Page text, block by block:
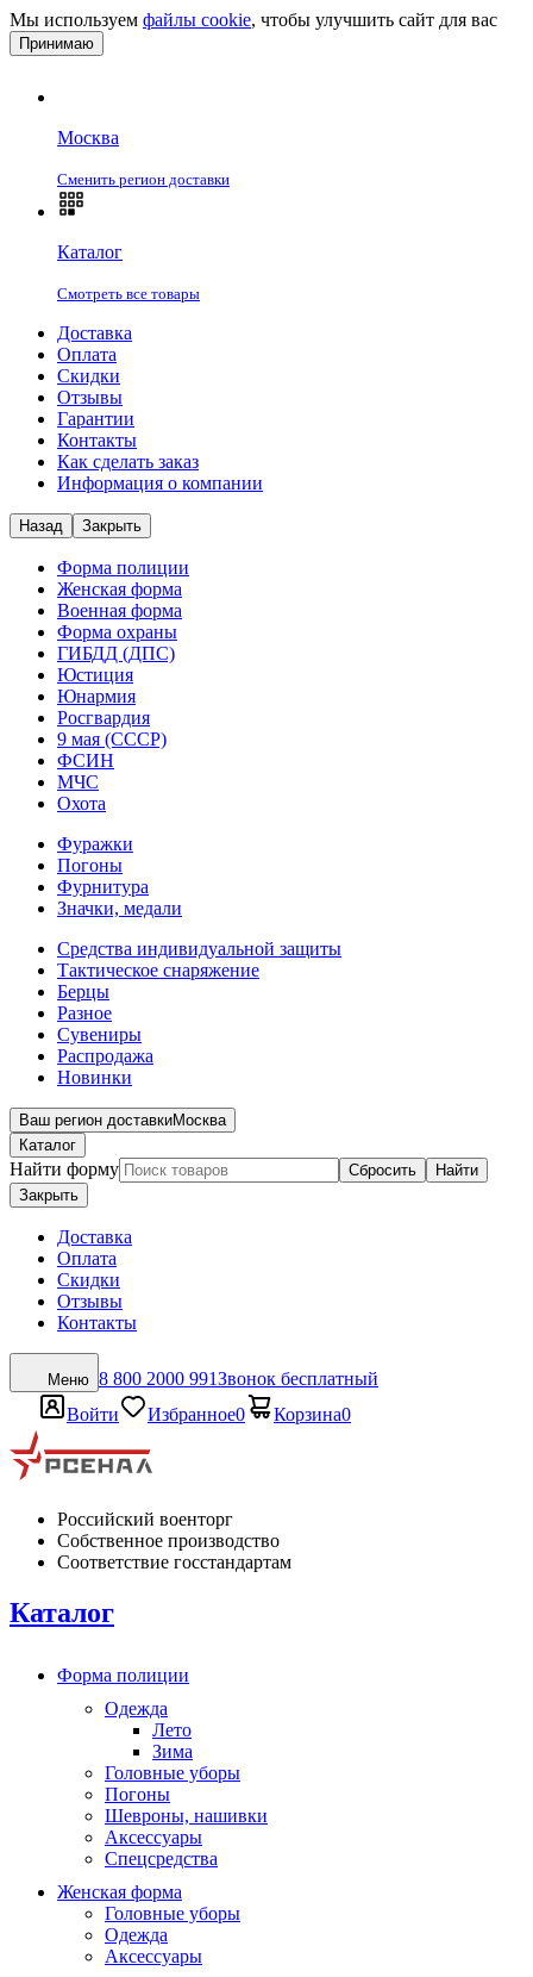
Мы используем файлы cookie, чтобы улучшить сайт для вас
Принимаю
Москва
Сменить регион доставки
Каталог
Смотреть все товары
Доставка
Оплата
Скидки
Отзывы
Гарантии
Контакты
Как сделать заказ
Информация о компании
Назад Закрыть
Форма полиции
Женская форма
Военная форма
Форма охраны
ГИБДД (ДПС)
Юстиция
Юнармия
Росгвардия
9 мая (СССР)
ФСИН
МЧС
Охота
Фуражки
Погоны
Фурнитура
Значки, медали
Средства индивидуальной защиты
Тактическое снаряжение
Берцы
Разное
Сувениры
Распродажа
Новинки
Ваш регион доставкиМосква
Каталог
Найти форму Сбросить
Найти
Закрыть
Доставка
Оплата
Скидки
Отзывы
Контакты
Меню 8 800 2000 991Звонок бесплатный
Войти
Избранное0 Корзина0
Российский военторг
Собственное производство
Соответствие госстандартам
Каталог
Форма полиции
Одежда
Лето
Зима
Головные уборы
Погоны
Шевроны, нашивки
Аксессуары
Спецсредства
Женская форма
Головные уборы
Одежда
Аксессуары